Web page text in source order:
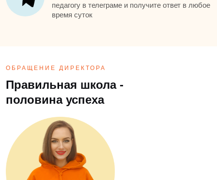
педагогу в телеграме и получите ответ в любое
время суток
ОБРАЩЕНИЕ ДИРЕКТОРА
Правильная школа -
половина успеха